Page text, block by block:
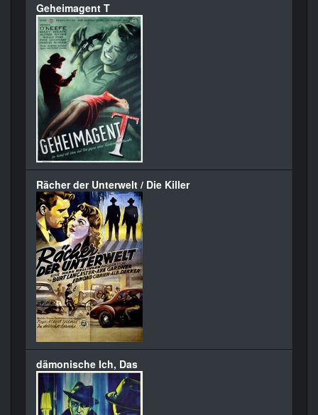
Geheimagent T
Rächer der Unterwelt / Die Killer
dämonische Ich, Das